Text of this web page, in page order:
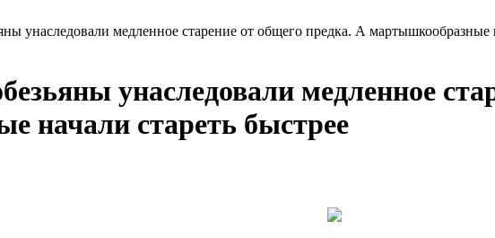
унаследовали медленное старение от общего предка. А мартышкообразные
унаследовали медленное
начали стареть быстрее